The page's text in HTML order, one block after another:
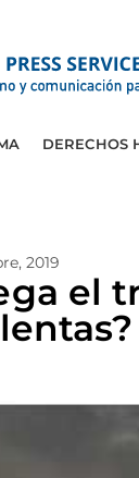
DERECHOS
2019
el